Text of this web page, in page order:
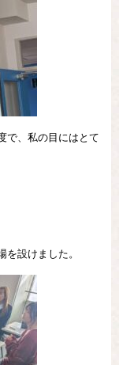
で、私の目にはとて
設けました。